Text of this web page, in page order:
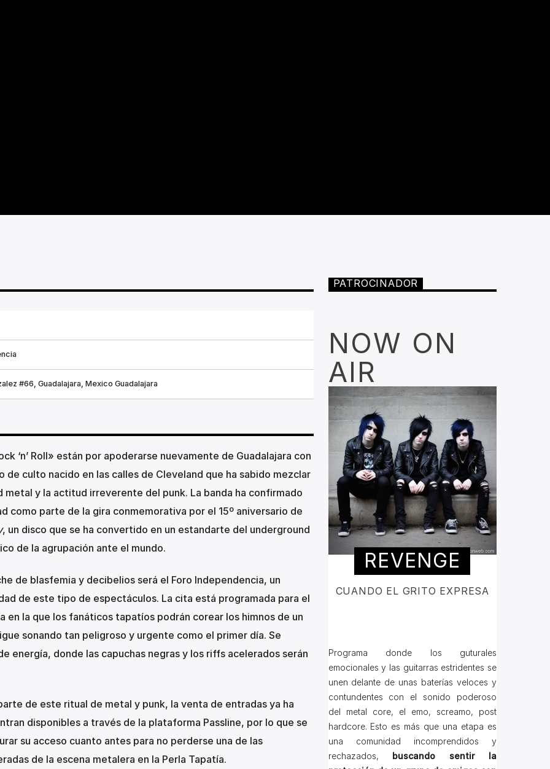
#66, Guadalajara, Mexico Guadalajara
‘n’ Roll» están por apoderarse nuevamente de Guadalajara con
culto nacido en las calles de Cleveland que ha sabido mezclar
metal y la actitud irreverente del punk. La banda ha confirmado
como parte de la gira conmemorativa por el 15º aniversario de
, un disco que se ha convertido en un estandarte del underground
de la agrupación ante el mundo.
de blasfemia y decibelios será el Foro Independencia, un
de este tipo de espectáculos. La cita está programada para el
la que los fanáticos tapatíos podrán corear los himnos de un
sonando tan peligroso y urgente como el primer día. Se
energía, donde las capuchas negras y los riffs acelerados serán
de este ritual de metal y punk, la venta de entradas ya ha
disponibles a través de la plataforma Passline, por lo que se
su acceso cuanto antes para no perderse una de las
de la escena metalera en la Perla Tapatía.
PATROCINADOR
NOW ON
AIR
REVENGE
CUANDO EL GRITO EXPRESA
Programa donde los guturales
emocionales y las guitarras estridentes se
unen delante de unas baterías veloces y
contundentes con el sonido poderoso
del metal core, el emo, screamo, post
hardcore. Esto es más que una etapa es
una comunidad incomprendidos y
rechazados, buscando sentir la